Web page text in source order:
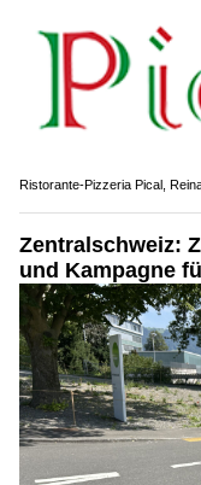
Ristorante-Pizzeria Pical,
Zentralschweiz:
und Kampagne